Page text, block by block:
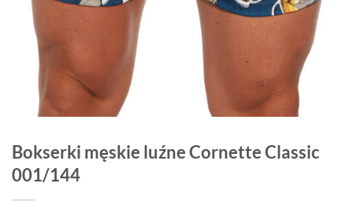
Bokserki męskie luźne Cornette Classic
001/144